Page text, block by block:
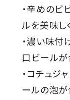
・辛めのビ
ルを美味し
・濃い味付
口ビールが
・コチュジ
ールの泡が